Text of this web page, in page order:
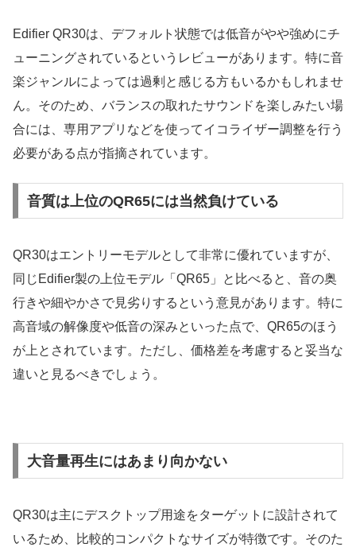
Edifier QR30は、デフォルト状態では低音がやや強めにチ
ューニングされているというレビューがあります。特に音
楽ジャンルによっては過剰と感じる方もいるかもしれませ
ん。そのため、バランスの取れたサウンドを楽しみたい場
合には、専用アプリなどを使ってイコライザー調整を行う
必要がある点が指摘されています。
音質は上位のQR65には当然負けている
QR30はエントリーモデルとして非常に優れていますが、
同じEdifier製の上位モデル「QR65」と比べると、音の奥
行きや細やかさで見劣りするという意見があります。特に
高音域の解像度や低音の深みといった点で、QR65のほう
が上とされています。ただし、価格差を考慮すると妥当な
違いと見るべきでしょう。
大音量再生にはあまり向かない
QR30は主にデスクトップ用途をターゲットに設計されて
いるため、比較的コンパクトなサイズが特徴です。そのた